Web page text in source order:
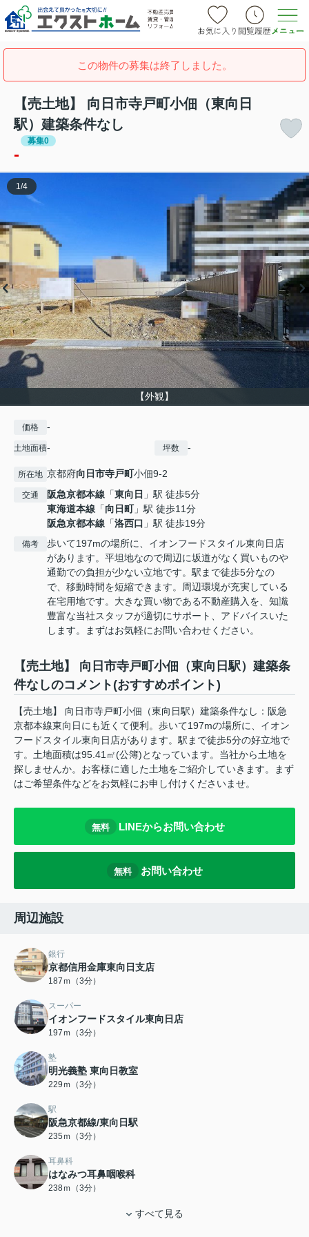
この物件の募集は終了しました。
【売土地】 向日市寺戸町小佃（東向日
駅）建築条件なし
募集0
-
【外観】
1 /4
価格 -
土地面積- 坪数 -
所在地 京都府向日市寺戸町小佃9-2
交通 阪急京都本線 「東向日 」駅 徒歩5分
東海道本線 「向日町」駅 徒歩11分
阪急京都本線 「洛西口 」駅 徒歩19分
備考
歩いて197mの場所に、イオンフードスタイル東向日店
があります。平坦地なので周辺に坂道がなく買いものや
通勤での負担が少ない立地です。駅まで徒歩5分なの
で、移動時間を短縮できます。周辺環境が充実している
在宅用地です。大きな買い物である不動産購入を、知識
豊富な当社スタッフが適切にサポート、アドバイスいた
します。まずはお気軽にお問い合わせください。
【売土地】 向日市寺戸町小佃（東向日駅）建築条
件なしのコメント(おすすめポイント)
【売土地】 向日市寺戸町小佃（東向日駅）建築条件なし：阪急
京都本線東向日にも近くて便利。歩いて197mの場所に、イオン
フードスタイル東向日店があります。駅まで徒歩5分の好立地で
す。土地面積は95.41㎡(公簿)となっています。当社から土地を
探しませんか。お客様に適した土地をご紹介していきます。まず
はご希望条件などをお気軽にお申し付けくださいませ。
無料 LINEからお問い合わせ
無料 お問い合わせ
周辺施設
銀行
京都信用金庫東向日支店
187ｍ（3分）
スーパー
イオンフードスタイル東向日店
197ｍ（3分）
塾
明光義塾 東向日教室
229ｍ（3分）
駅
阪急京都線/東向日駅
235ｍ（3分）
耳鼻科
はなみつ耳鼻咽喉科
238ｍ（3分）
すべて見る